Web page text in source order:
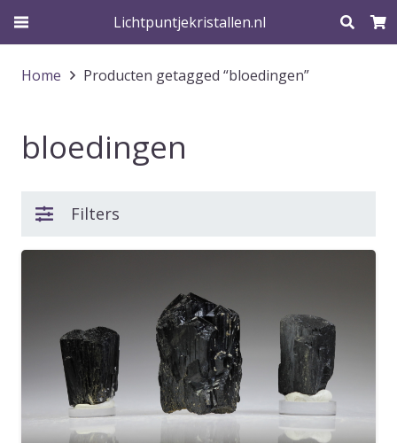
Lichtpuntjekristallen.nl
Home Producten getagged “bloedingen”
bloedingen
Filters